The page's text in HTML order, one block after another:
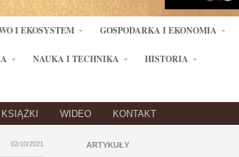
I EKOSYSTEM GOSPODARKA I EKONOMIA
NAUKA I TECHNIKA HISTORIA
KSIĄŻKI WIDEO KONTAKT
02/10/2021 ARTYKUŁY